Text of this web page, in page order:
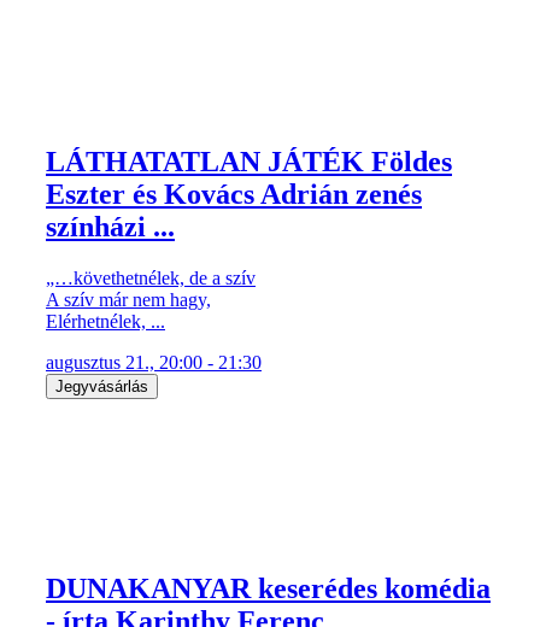
LÁTHATATLAN JÁTÉK Földes
Eszter és Kovács Adrián zenés
színházi ...
„…követhetnélek, de a szív
A szív már nem hagy,
Elérhetnélek, ...
augusztus 21., 20:00 - 21:30
Jegyvásárlás
DUNAKANYAR keserédes komédia